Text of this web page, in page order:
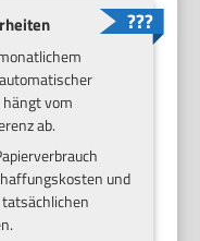
hängt vom
ab.
und